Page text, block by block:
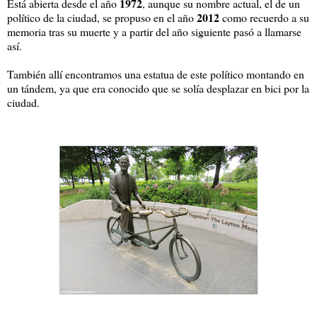
Está abierta desde el año
, aunque su nombre actual, el de un
político de la ciudad, se propuso en el año2012como recuerdo a su
memoria tras su muerte y a partir del año siguiente pasó a llamarse
así.
También allí encontramos una estatua de este político montando en
un tándem, ya que era conocido que se solía desplazar en bici por la
ciudad.